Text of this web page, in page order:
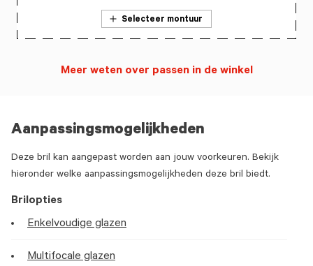
Aanpassingsmogelijkheden
Deze bril kan aangepast worden aan jouw voorkeuren. Bekijk
hieronder welke aanpassingsmogelijkheden deze bril biedt.
Brilopties
Enkelvoudige glazen
Multifocale glazen
Selecteer montuur
Meer weten over passen in de winkel